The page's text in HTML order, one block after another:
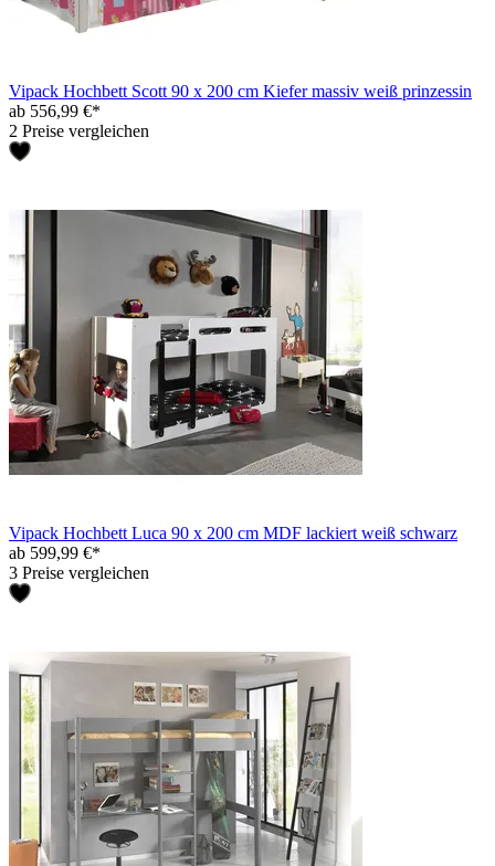
Vipack Hochbett Scott 90 x 200 cm Kiefer massiv weiß prinzessin
ab 556,99 €*
2 Preise vergleichen
Vipack Hochbett Luca 90 x 200 cm MDF lackiert weiß schwarz
ab 599,99 €*
3 Preise vergleichen